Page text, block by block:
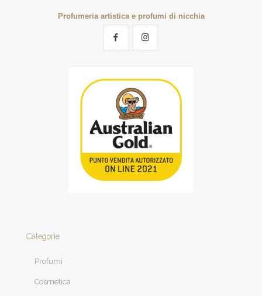
Profumeria artistica e profumi di nicchia
Categorie
Profumi
Cosmetica